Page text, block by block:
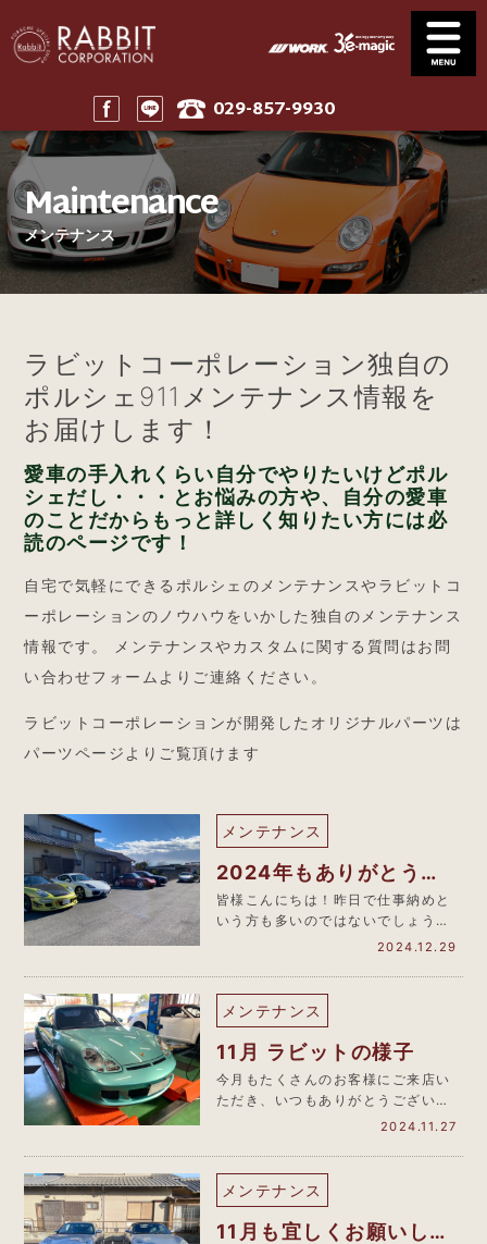
029-857-9930
サービス案内
News
ニュース一覧
Stock
在庫車
Parts
パーツ
Company
会社案内
911 Touring
911ツーリング
Home
ホーム
Maintenance
メンテナンス
ラビットコーポレーション独自の
ポルシェ911メンテナンス情報を
お届けします！
愛車の手入れくらい自分でやりたいけどポル
シェだし・・・とお悩みの方や、自分の愛車
のことだからもっと詳しく知りたい方には必
読のページです！
自宅で気軽にできるポルシェのメンテナンスやラビットコ
ーポレーションのノウハウをいかした独自のメンテナンス
情報です。 メンテナンスやカスタムに関する質問はお問
い合わせフォームよりご連絡ください。
ラビットコーポレーションが開発したオリジナルパーツは
パーツページよりご覧頂けます
メンテナンス
2024年もありがとうご
ざいました
皆様こんにちは！昨日で仕事納めと
いう方も多いのではないでしょう
か？＾＾ 最近またインフルエンザ、
2024.12.29
メンテナンス
11月 ラビットの様子
今月もたくさんのお客様にご来店い
ただき、いつもありがとうございま
す。最近のラビットの様子をまとめ
2024.11.27
メンテナンス
11月も宜しくお願いしま